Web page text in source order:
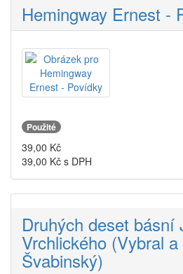
Hemingway Ernest -
Použité
39,00 Kč
39,00 Kč s DPH
Druhých deset básní
Vrchlického (Vybral
Švabinský)